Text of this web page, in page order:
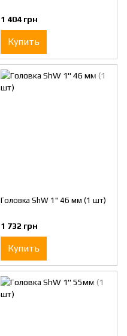
1 404 грн
Купить
Головка ShW 1" 46 мм (1 шт)
1 732 грн
Купить